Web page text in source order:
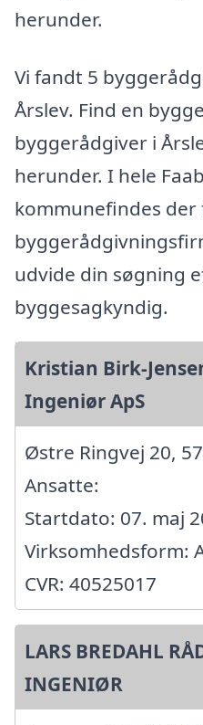
herunder.
Vi fandt 5
Årslev. Find en
byggerådgiver i
herunder. I hele
kommunefindes der
udvide din søgning
byggesagkyndig.
Kristian Birk-
Ingeniør ApS
Østre Ringvej 20,
Ansatte:
Startdato: 07. maj
Virksomhedsform:
CVR: 40525017
LARS BREDAHL
INGENIØR